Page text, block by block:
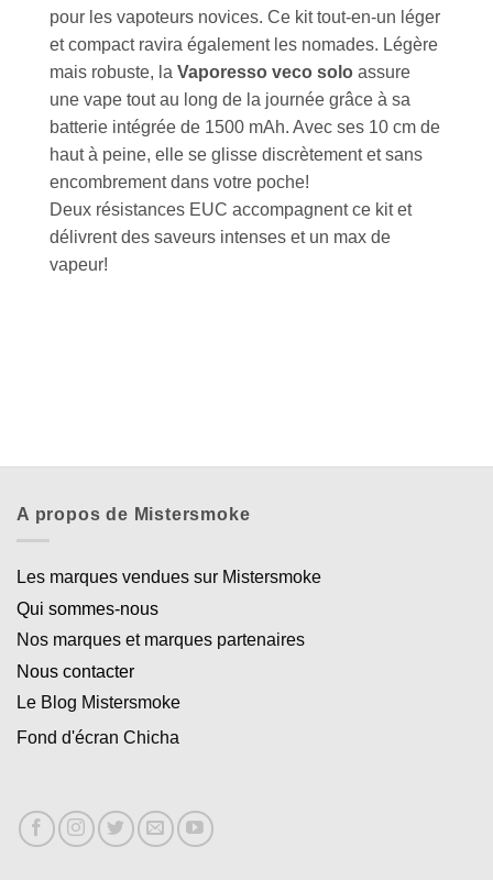
pour les vapoteurs novices. Ce kit tout-en-un léger
et compact ravira également les nomades. Légère
mais robuste, la Vaporesso veco solo assure
une vape tout au long de la journée grâce à sa
batterie intégrée de 1500 mAh. Avec ses 10 cm de
haut à peine, elle se glisse discrètement et sans
encombrement dans votre poche!
Deux résistances EUC accompagnent ce kit et
délivrent des saveurs intenses et un max de
vapeur!
A propos de Mistersmoke
Les marques vendues sur Mistersmoke
Qui sommes-nous
Nos marques et marques partenaires
Nous contacter
Le Blog Mistersmoke
Fond d'écran Chicha